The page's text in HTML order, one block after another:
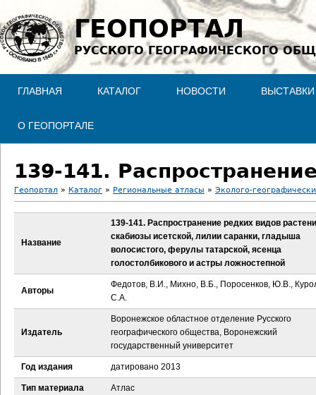
Jump to navigation
ГЕОПОРТАЛ
РУССКОГО ГЕОГРАФИЧЕСКОГО
ГЛАВНАЯ КАТАЛОГ НОВОСТИ ВЫСТАВКИ
О ГЕОПОРТАЛЕ
В
ы
д
ь
Геопортал » Каталог » Региональные атласы » Эколого-
Название
139-141. Распространение редких видов
скабиозы исетской, лилии саранки, гладыша
волосистого, ферулы татарской, ясенца
голостолбикового и астры ложностепной
Авторы
Федотов, В.И., Михно, В.Б., Поросенков, Ю.В.,
С.А.
Издатель
Воронежское областное отделение Русского
географического общества, Воронежский
государственный университет
Год издания датировано 2013
Тип материала Атлас